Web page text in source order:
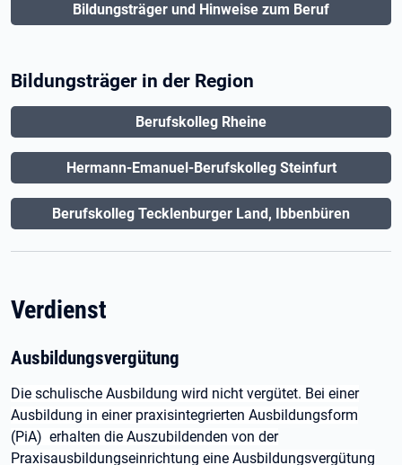
Bildungsträger und Hinweise zum Beruf
Bildungsträger in der Region
Berufskolleg Rheine
Hermann-Emanuel-Berufskolleg Steinfurt
Berufskolleg Tecklenburger Land, Ibbenbüren
Verdienst
Ausbildungsvergütung
Die schulische Ausbildung wird nicht vergütet. Bei einer
Ausbildung in einer praxisintegrierten Ausbildungsform
(PiA) erhalten die Auszubildenden von der
Praxisausbildungseinrichtung eine Ausbildungsvergütung